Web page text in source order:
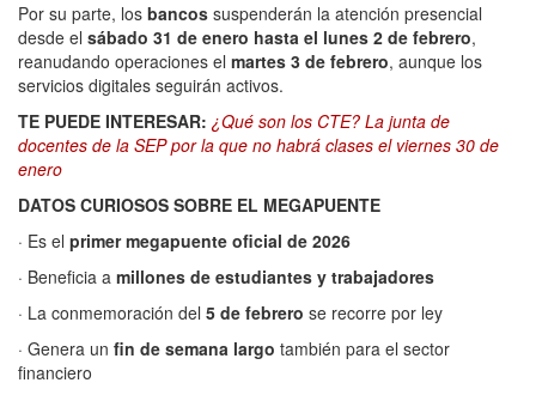
Por su parte, los bancos suspenderán la atención presencial
desde el sábado 31 de enero hasta el lunes 2 de febrero,
reanudando operaciones el martes 3 de febrero, aunque los
servicios digitales seguirán activos.
TE PUEDE INTERESAR: ¿Qué son los CTE? La junta de
docentes de la SEP por la que no habrá clases el viernes 30 de
enero
DATOS CURIOSOS SOBRE EL MEGAPUENTE
· Es el primer megapuente oficial de 2026
· Beneficia a millones de estudiantes y trabajadores
· La conmemoración del 5 de febrero se recorre por ley
· Genera un fin de semana largo también para el sector
financiero